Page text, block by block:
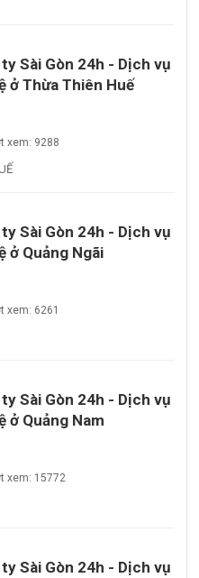
Sài Gòn 24h - Dịch vụ
ở Thừa Thiên Huế
xem: 9288
Sài Gòn 24h - Dịch vụ
ở Quảng Ngãi
xem: 6261
Sài Gòn 24h - Dịch vụ
ở Quảng Nam
xem: 15772
Sài Gòn 24h - Dịch vụ